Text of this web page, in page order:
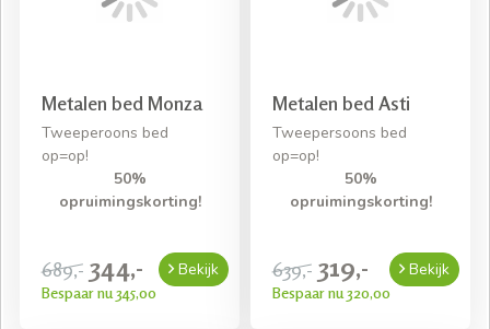
Metalen bed Monza
Tweeperoons bed
op=op!
50%
opruimingskorting!
689,- 344,-
Bespaar nu 345,00
Bekijk
Metalen bed Asti
Tweepersoons bed
op=op!
50%
opruimingskorting!
639,- 319,-
Bespaar nu 320,00
Bekijk